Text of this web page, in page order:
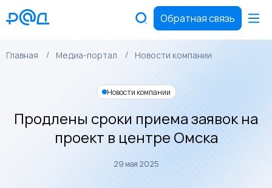
Обратная связь
Главная Медиа-портал Новости компании
Новости компании
Продлены сроки приема заявок на
проект в центре Омска
29 мая 2025